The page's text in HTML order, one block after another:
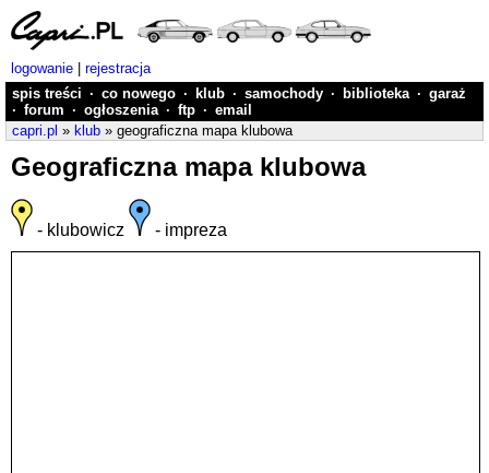
logowanie
rejestracja
spis treści · co nowego · klub · samochody · biblioteka · garaż
· forum · ogłoszenia · ftp · email
capri.pl » klub » geograficzna mapa klubowa
Geograficzna mapa klubowa
- klubowicz - impreza